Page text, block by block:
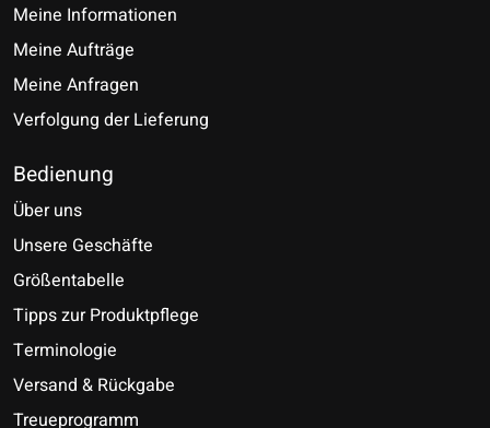
Meine Informationen
Meine Aufträge
Meine Anfragen
Verfolgung der Lieferung
Bedienung
Über uns
Unsere Geschäfte
Größentabelle
Tipps zur Produktpflege
Terminologie
Versand & Rückgabe
Treueprogramm